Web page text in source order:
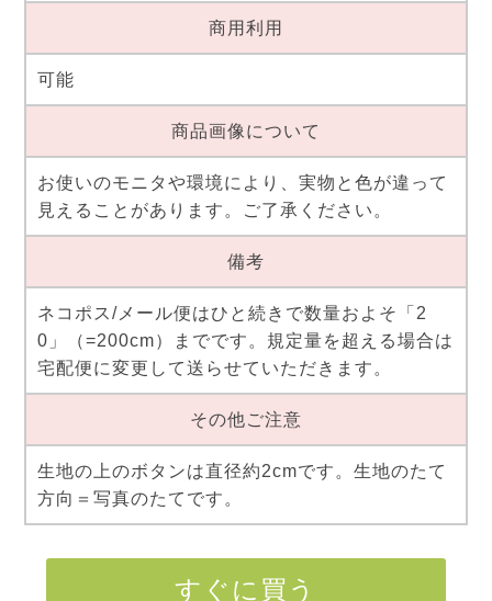
商用利用
可能
商品画像について
お使いのモニタや環境により、実物と色が違って
見えることがあります。ご了承ください。
備考
ネコポス/メール便はひと続きで数量およそ「2
0」（=200cm）までです。規定量を超える場合は
宅配便に変更して送らせていただきます。
その他ご注意
生地の上のボタンは直径約2cmです。生地のたて
方向＝写真のたてです。
すぐに買う